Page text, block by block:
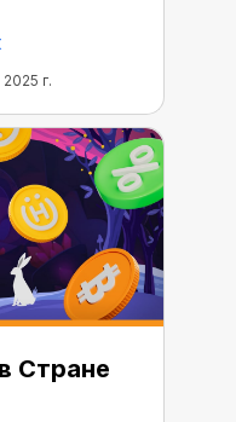
тем
всего
г.
Стране